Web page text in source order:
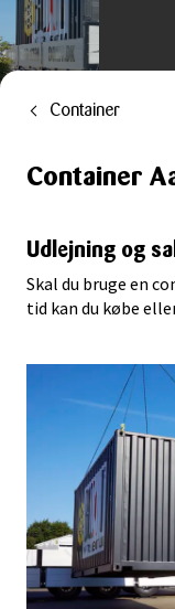
Container
Container
Udlejning og
Skal du bruge en
tid kan du købe